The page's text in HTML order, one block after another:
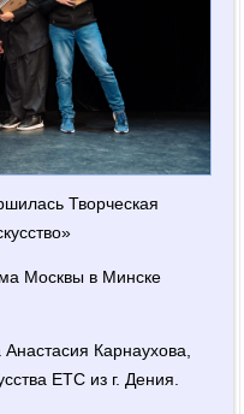
Творческая
Москвы в Минске
Карнаухова,
ЕТС из г. Дения.